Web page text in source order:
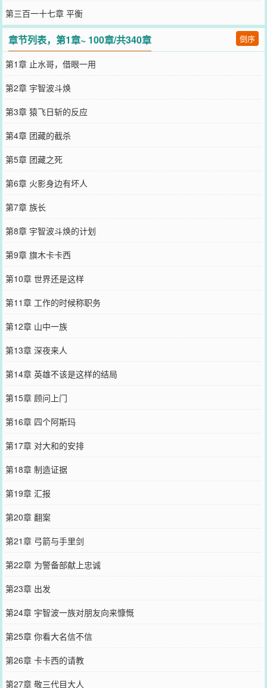
第三百一十七章 平衡
章节列表，第1章~ 100章/共340章 倒序
第1章 止水哥，借眼一用
第2章 宇智波斗焕
第3章 猿飞日斩的反应
第4章 团藏的截杀
第5章 团藏之死
第6章 火影身边有坏人
第7章 族长
第8章 宇智波斗焕的计划
第9章 旗木卡卡西
第10章 世界还是这样
第11章 工作的时候称职务
第12章 山中一族
第13章 深夜来人
第14章 英雄不该是这样的结局
第15章 顾问上门
第16章 四个阿斯玛
第17章 对大和的安排
第18章 制造证据
第19章 汇报
第20章 翻案
第21章 弓箭与手里剑
第22章 为警备部献上忠诚
第23章 出发
第24章 宇智波一族对朋友向来慷慨
第25章 你看大名信不信
第26章 卡卡西的请教
第27章 敬三代目大人